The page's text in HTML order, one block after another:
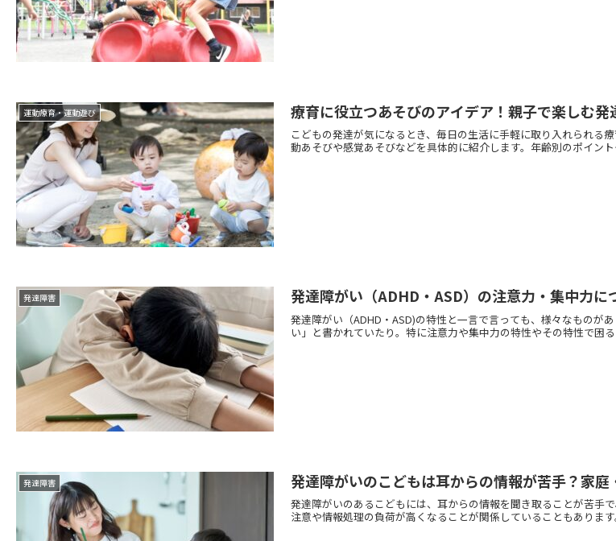
運動療育・運動遊び 療育に役立つあそびのアイデア！親子で楽しむ発
こどもの発達が気になるとき、毎日の生活に手軽に取り入れられる
動あそびや感覚あそびなどを具体的に紹介します。年齢別のポイン
発達障害 発達障がい（ADHD・ASD）の注意力・集中力に
発達障がい（ADHD・ASD)の特性と一言で言っても、様々なものが
い」と書かれていたり。特に注意力や集中力の特性やその特性で困
発達障害 発達障がいのこどもは耳からの情報が苦手？家
発達障がいのあるこどもには、耳からの情報を聞き取ることが苦手
注意や情報処理の負荷が高くなることが関係していることもありま